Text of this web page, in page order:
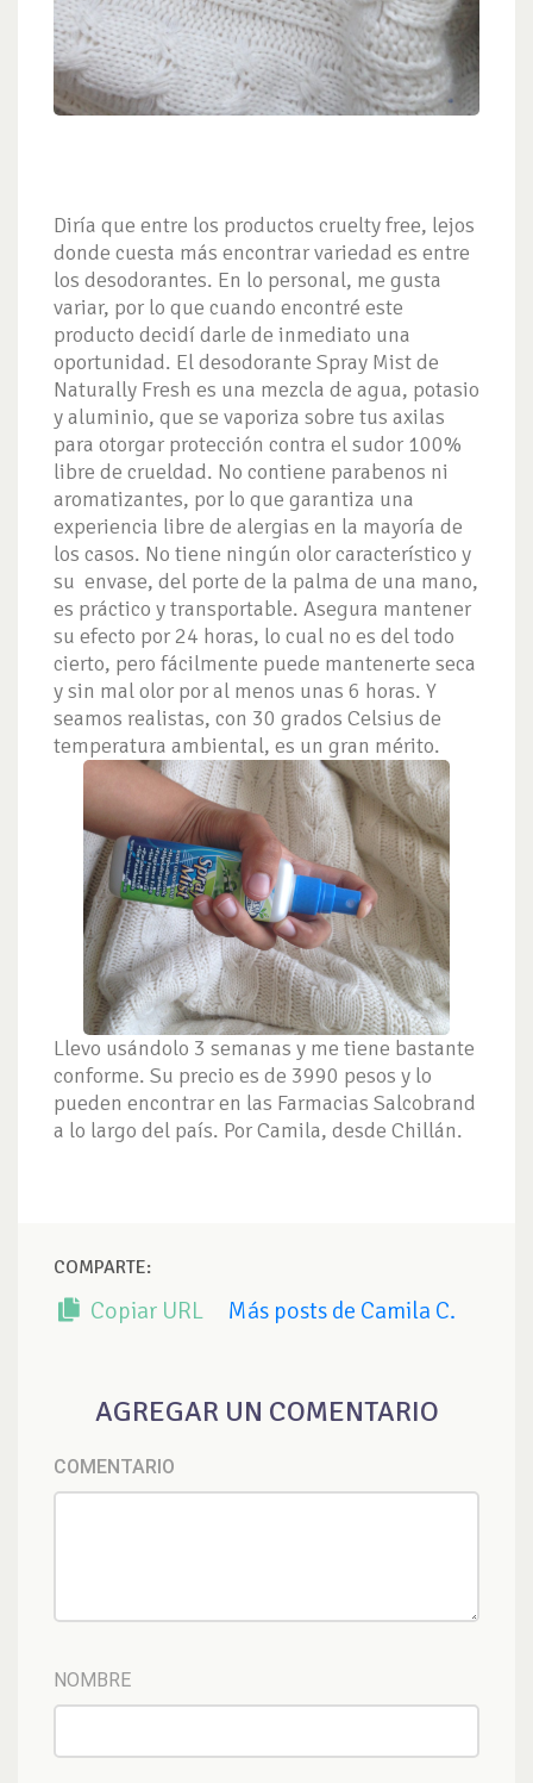
Diría que entre los productos cruelty free, lejos
donde cuesta más encontrar variedad es entre
los desodorantes. En lo personal, me gusta
variar, por lo que cuando encontré este
producto decidí darle de inmediato una
oportunidad. El desodorante Spray Mist de
Naturally Fresh es una mezcla de agua, potasio
y aluminio, que se vaporiza sobre tus axilas
para otorgar protección contra el sudor 100%
libre de crueldad. No contiene parabenos ni
aromatizantes, por lo que garantiza una
experiencia libre de alergias en la mayoría de
los casos. No tiene ningún olor característico y
su envase, del porte de la palma de una mano,
es práctico y transportable. Asegura mantener
su efecto por 24 horas, lo cual no es del todo
cierto, pero fácilmente puede mantenerte seca
y sin mal olor por al menos unas 6 horas. Y
seamos realistas, con 30 grados Celsius de
temperatura ambiental, es un gran mérito.
Llevo usándolo 3 semanas y me tiene bastante
conforme. Su precio es de 3990 pesos y lo
pueden encontrar en las Farmacias Salcobrand
a lo largo del país. Por Camila, desde Chillán.
COMPARTE:
Copiar URL Más posts de Camila C.
AGREGAR UN COMENTARIO
COMENTARIO
NOMBRE